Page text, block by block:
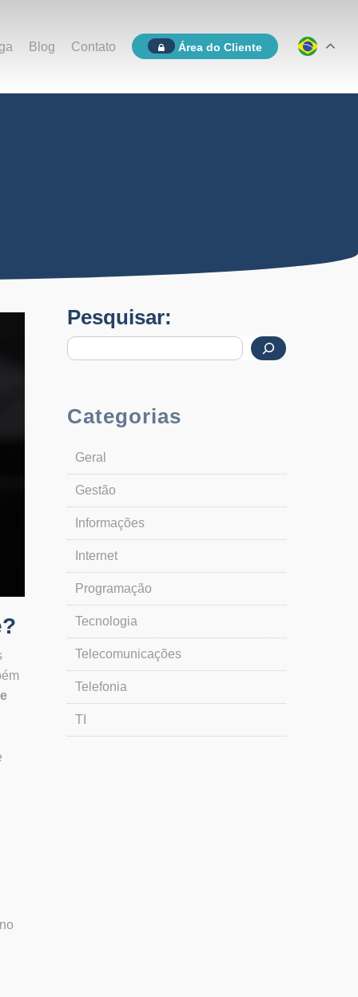
Blog Contato Área do Cliente
Pesquisar:
Categorias
Geral
Gestão
Informações
Internet
Programação
Tecnologia
Telecomunicações
Telefonia
TI